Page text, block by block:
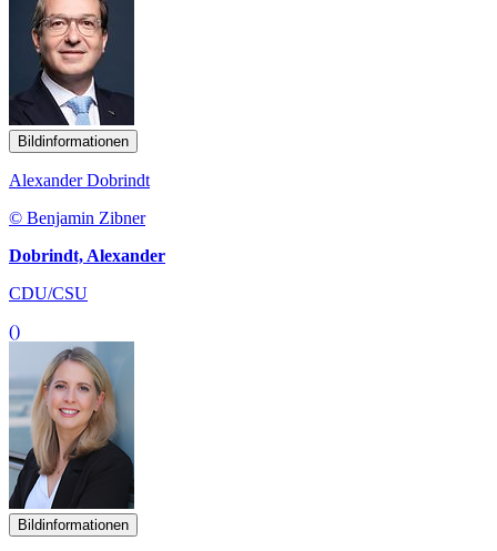
Bildinformationen
Alexander Dobrindt
© Benjamin Zibner
Dobrindt, Alexander
CDU/CSU
()
Bildinformationen